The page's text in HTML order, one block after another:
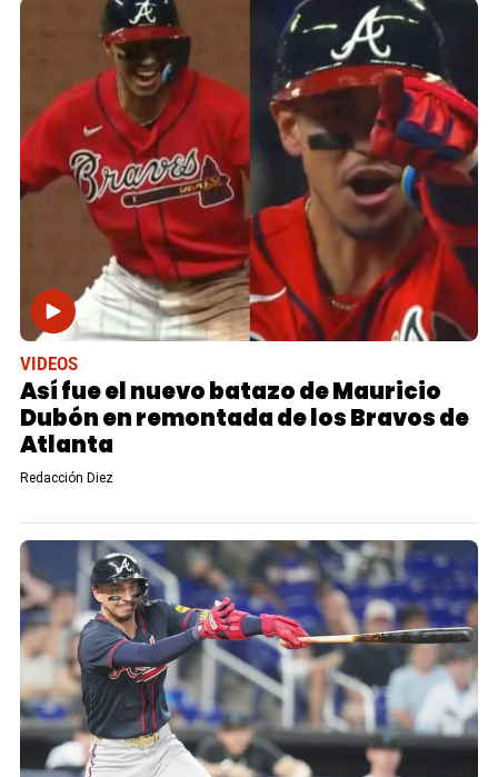
VIDEOS
Así fue el nuevo batazo de Mauricio
Dubón en remontada de los Bravos de
Atlanta
Redacción Diez